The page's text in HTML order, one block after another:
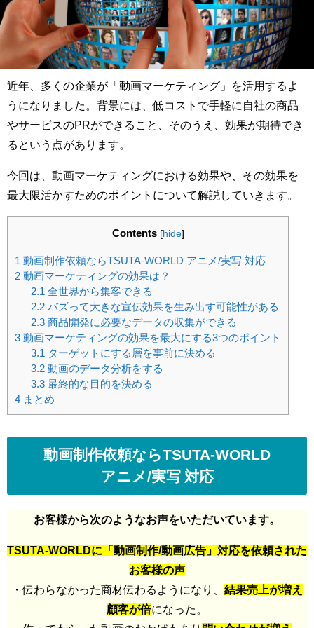
近年、多くの企業が「動画マーケティング」を活用するよ
うになりました。背景には、低コストで手軽に自社の商品
やサービスのPRができること、そのうえ、効果が期待でき
るという点があります。
今回は、動画マーケティングにおける効果や、その効果を
最大限活かすためのポイントについて解説していきます。
Contents [hide]
1 動画制作依頼ならTSUTA-WORLD アニメ/実写 対応
2 動画マーケティングの効果は？
2.1 全世界から集客できる
2.2バズって大きな宣伝効果を生み出す可能性がある
2.3商品開発に必要なデータの収集ができる
3 動画マーケティングの効果を最大にする3つのポイント
3.1 ターゲットにする層を事前に決める
3.2動画のデータ分析をする
3.3最終的な目的を決める
4 まとめ
動画制作依頼ならTSUTA-WORLD
アニメ/実写 対応
お客様から次のようなお声をいただいています。
TSUTA-WORLDに「動画制作/動画広告」対応を依頼された
お客様の声
・伝わらなかった商材伝わるようになり、 結果売上が増え
顧客が倍になった。